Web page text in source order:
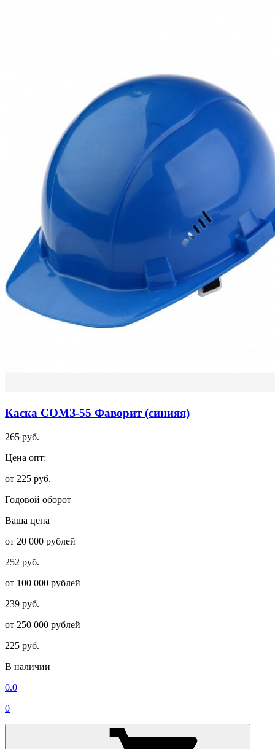
Каска СОМЗ-55 Фаворит (синияя)
265 руб.
Цена опт:
от 225 руб.
Годовой оборот
Ваша цена
от 20 000 рублей
252 руб.
от 100 000 рублей
239 руб.
от 250 000 рублей
225 руб.
В наличии
0.0
0